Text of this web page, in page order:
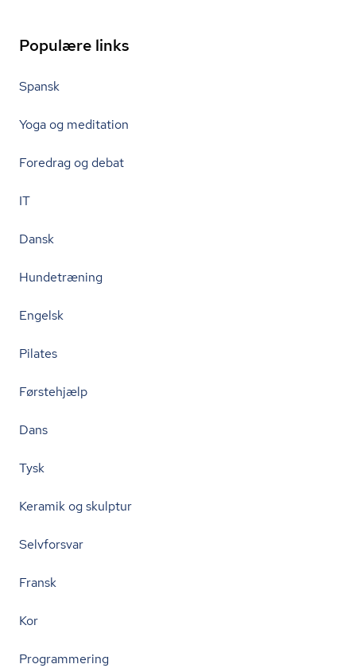
Populære links
Spansk
Yoga og meditation
Foredrag og debat
IT
Dansk
Hundetræning
Engelsk
Pilates
Førstehjælp
Dans
Tysk
Keramik og skulptur
Selvforsvar
Fransk
Kor
Programmering